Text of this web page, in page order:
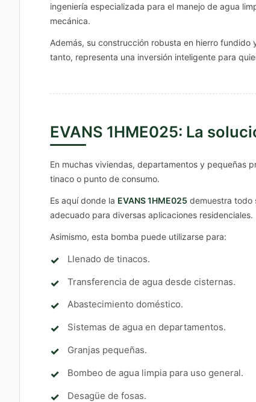
ingeniería especializada para el manejo de agua
mecánica.
Además, su construcción robusta en hierro
tanto, representa una inversión inteligente para
EVANS 1HME025: La
En muchas viviendas, departamentos y pequeñas
tinaco o punto de consumo.
Es aquí donde la EVANS 1HME025 demuestra todo
adecuado para diversas aplicaciones residenciales.
Asimismo, esta bomba puede utilizarse para:
Llenado de tinacos.
Transferencia de agua desde cisternas.
Abastecimiento doméstico.
Sistemas de agua en departamentos.
Granjas pequeñas.
Bombeo de agua limpia para uso general.
Desagüe de fosas.